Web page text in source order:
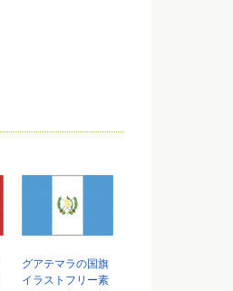
グアテマラの国旗
イラストフリー素